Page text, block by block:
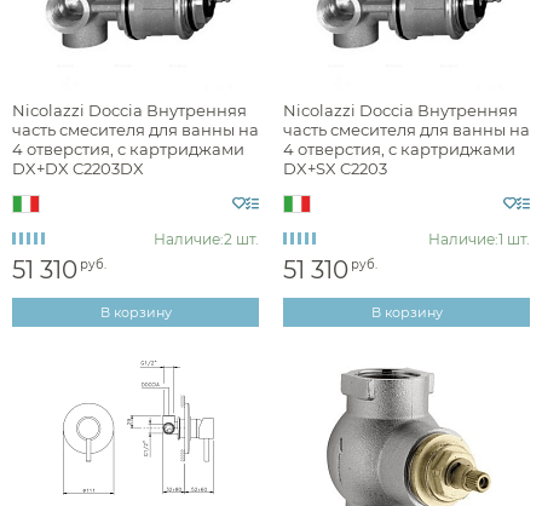
Nicolazzi Doccia Внутренняя
часть смесителя для ванны на
4 отверстия, c картриджами
DX+DX C2203DX
Наличие:2 шт.
51 310 руб.
В корзину
Nicolazzi Doccia Внутренняя
часть смесителя для ванны на
4 отверстия, c картриджами
DX+SX C2203
Наличие:1 шт.
51 310 руб.
В корзину